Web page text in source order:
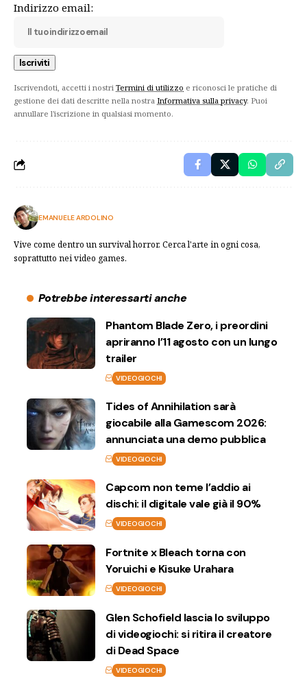
Indirizzo email:
Iscrivendoti, accetti i nostri Termini di utilizzo e riconosci le pratiche di
gestione dei dati descritte nella nostra Informativa sulla privacy. Puoi
annullare l'iscrizione in qualsiasi momento.
EMANUELE ARDOLINO
Vive come dentro un survival horror. Cerca l'arte in ogni cosa,
soprattutto nei video games.
Potrebbe interessarti anche
Phantom Blade Zero, i preordini
apriranno l’11 agosto con un lungo
trailer
VIDEOGIOCHI
Tides of Annihilation sarà
giocabile alla Gamescom 2026:
annunciata una demo pubblica
VIDEOGIOCHI
Capcom non teme l’addio ai
dischi: il digitale vale già il 90%
VIDEOGIOCHI
Fortnite x Bleach torna con
Yoruichi e Kisuke Urahara
VIDEOGIOCHI
Glen Schofield lascia lo sviluppo
di videogiochi: si ritira il creatore
di Dead Space
VIDEOGIOCHI